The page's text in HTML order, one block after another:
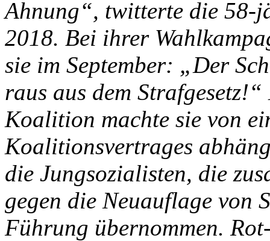
Ahnung“, twitterte die 58-
2018. Bei ihrer
sie im September: „Der
raus aus dem
Koalition machte sie von
Koalitionsvertrages
die Jungsozialisten, die
gegen die Neuauflage von
Führung übernommen.